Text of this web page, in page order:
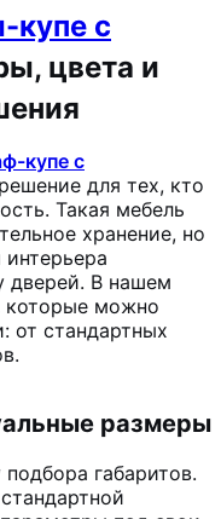
купе с
цвета и
купе с
для тех, кто
Такая мебель
хранение, но
дверей. В нашем
которые можно
от стандартных
размеры
габаритов.